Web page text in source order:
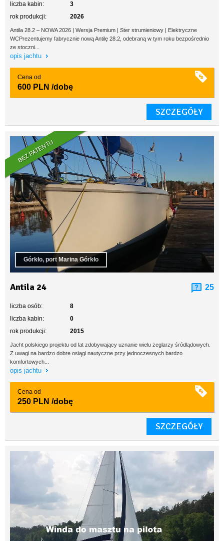
liczba kabin:
3
rok produkcji:
2026
Antila 28.2 – NOWA 2026 | Wersja Premium | Ster strumieniowy | Elektryczne
WCPrezentujemy fabrycznie nową Antilę 28.2, odebraną w tym roku bezpośrednio
ze stoczni...
opis jachtu
Cena od
600 PLN /dobę
SZCZEGÓŁY
BEZ PATENTU
Górkło, port Marina Górkło
Antila 24 25
liczba osób:
8
liczba kabin:
0
rok produkcji:
2015
Jacht polskiego projektu od lat zdobywający uznanie wielu żeglarzy śródlądowych.
Z uwagi na bardzo dobre osiągi nautyczne przy jednoczesnych bardzo
komfortowych...
opis jachtu
Cena od
250 PLN /dobę
SZCZEGÓŁY